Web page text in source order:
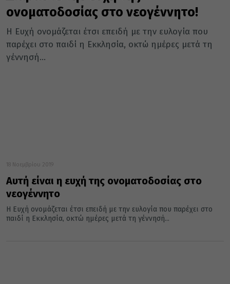
ονοματοδοσίας στο νεογέννητο!
Η Ευχή ονομάζεται έτσι επειδή με την ευλογία που
παρέχει στο παιδί η Εκκλησία, οκτώ ημέρες μετά τη
γέννησή...
18 Νοεμβρίου 2019
Αυτή είναι η ευχή της ονοματοδοσίας στο
νεογέννητο
Η Ευχή ονομάζεται έτσι επειδή με την ευλογία που παρέχει στο
παιδί η Εκκλησία, οκτώ ημέρες μετά τη γέννησή...